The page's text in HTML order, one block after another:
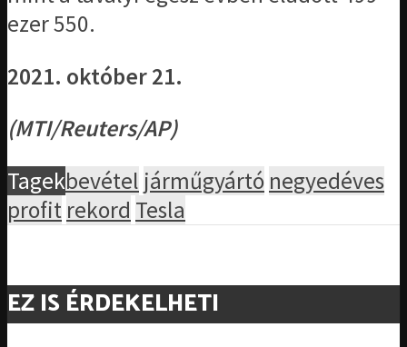
ezer 550.
2021. október 21.
(MTI/Reuters/AP)
Tagekbevétel járműgyártó negyedéves
profit rekord Tesla
EZ IS ÉRDEKELHETI